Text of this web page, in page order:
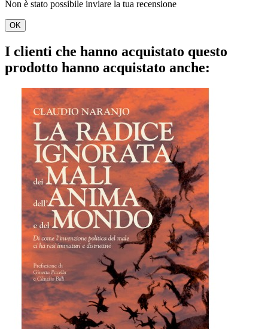
Non è stato possibile inviare la tua recensione
OK
I clienti che hanno acquistato questo
prodotto hanno acquistato anche: